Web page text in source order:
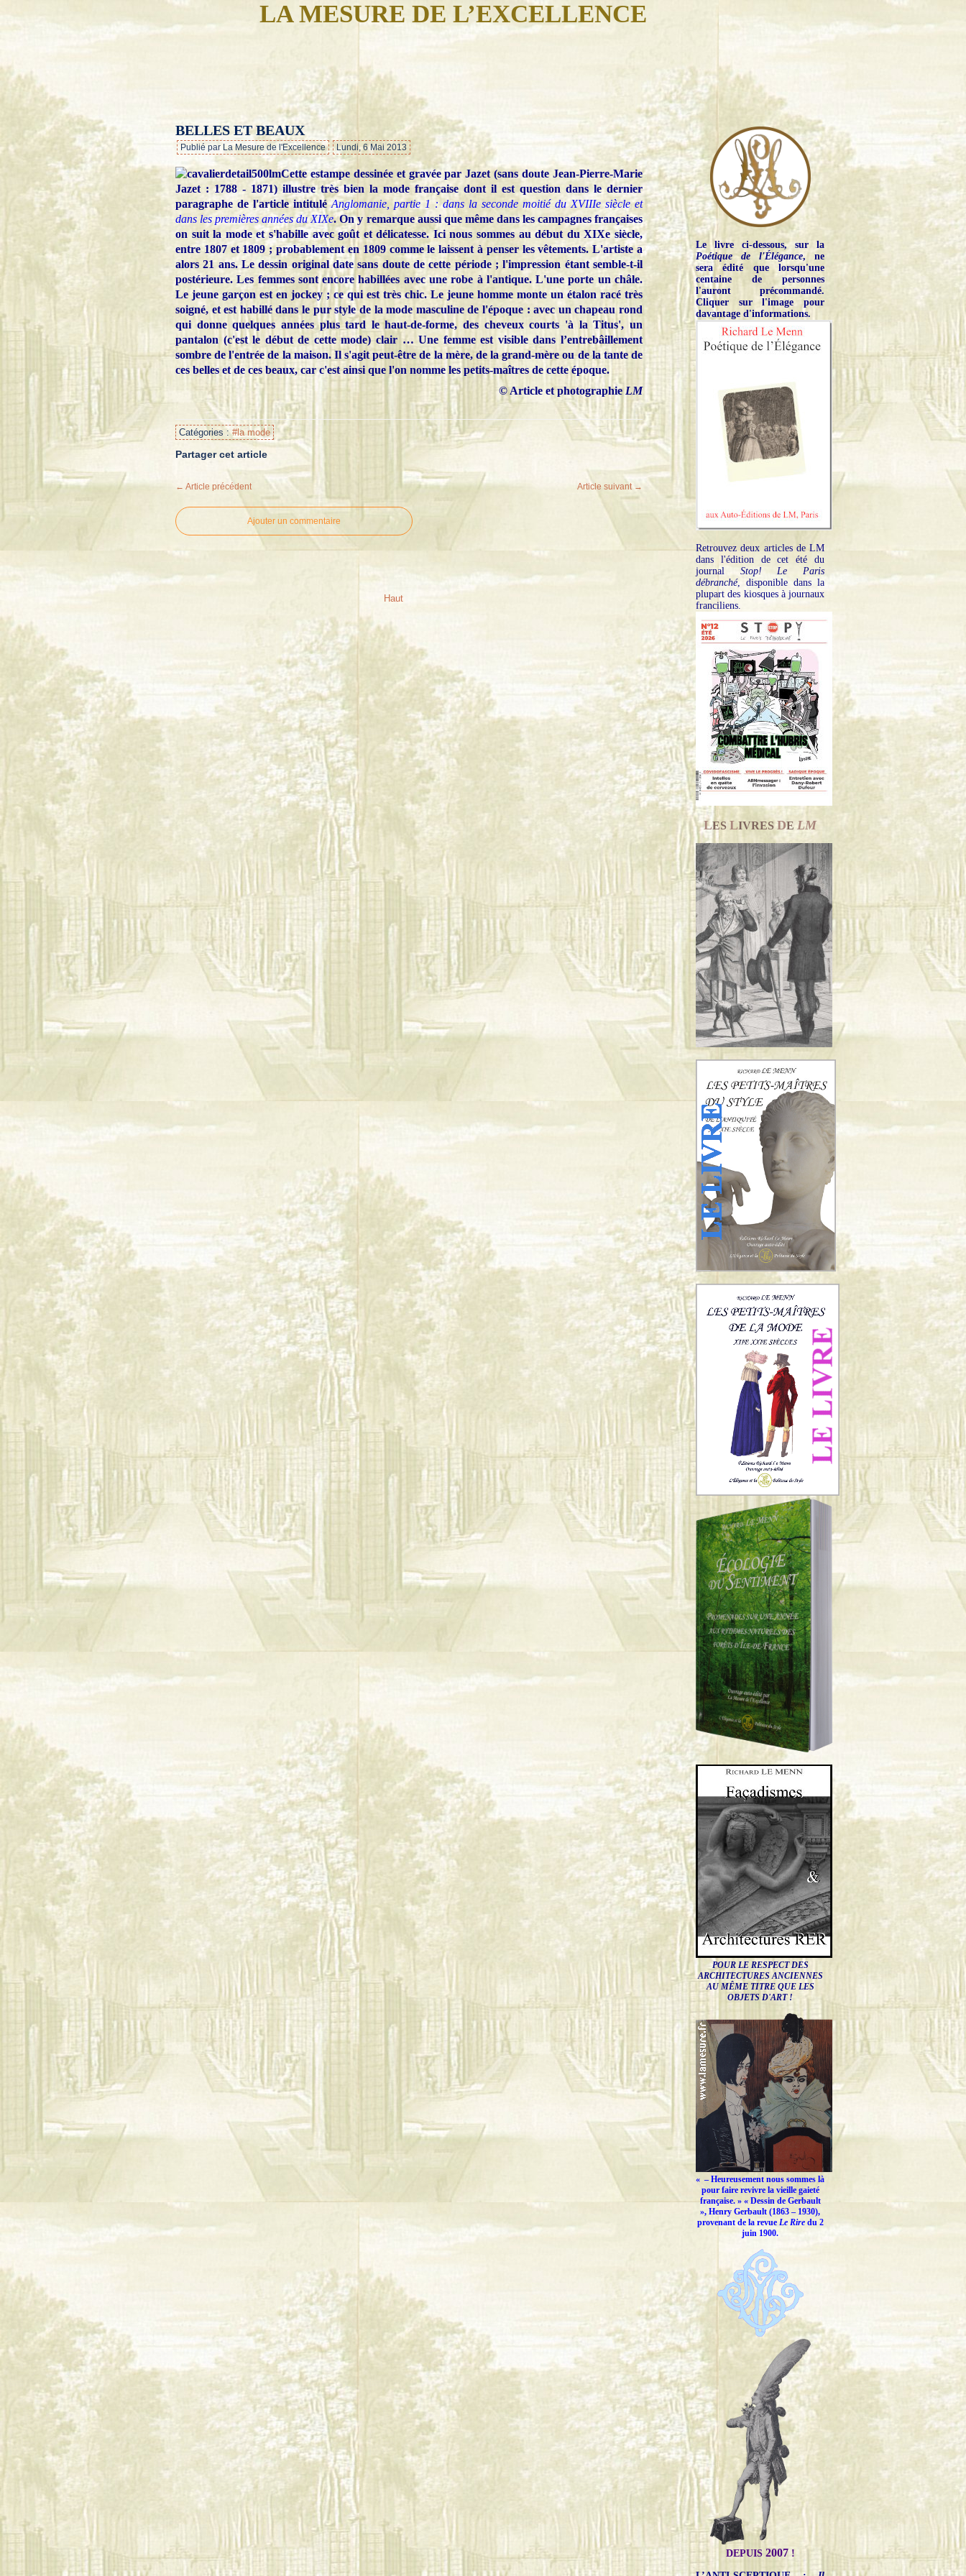
LA MESURE DE L’EXCELLENCE
…
BELLES ET BEAUX
Publié par La Mesure de l'Excellence Lundi, 6 Mai 2013
Cette estampe dessinée et gravée par Jazet (sans doute Jean-Pierre-Marie
Jazet : 1788 - 1871) illustre très bien la mode française dont il est question dans le dernier
paragraphe de l'article intitulé Anglomanie, partie 1 : dans la seconde moitié du XVIIIe siècle et
dans les premières années du XIXe. On y remarque aussi que même dans les campagnes françaises
on suit la mode et s'habille avec goût et délicatesse. Ici nous sommes au début du XIXe siècle,
entre 1807 et 1809 ; probablement en 1809 comme le laissent à penser les vêtements. L'artiste a
alors 21 ans. Le dessin original date sans doute de cette période ; l'impression étant semble-t-il
postérieure. Les femmes sont encore habillées avec une robe à l'antique. L'une porte un châle.
Le jeune garçon est en jockey ; ce qui est très chic. Le jeune homme monte un étalon racé très
soigné, et est habillé dans le pur style de la mode masculine de l'époque : avec un chapeau rond
qui donne quelques années plus tard le haut-de-forme, des cheveux courts 'à la Titus', un
pantalon (c'est le début de cette mode) clair … Une femme est visible dans l’entrebâillement
sombre de l'entrée de la maison. Il s'agit peut-être de la mère, de la grand-mère ou de la tante de
ces belles et de ces beaux, car c'est ainsi que l'on nomme les petits-maîtres de cette époque.
© Article et photographie LM
Catégories :#la mode
Partager cet article
← Article précédent Article suivant →
Ajouter un commentaire
Haut
Le livre ci-dessous, sur la
Poétique de l'Élégance, ne
sera édité que lorsqu'une
centaine de personnes
l'auront précommandé.
Cliquer sur l'image pour
davantage d'informations.
Retrouvez deux articles de LM
dans l'édition de cet été du
journal Stop! Le Paris
débranché, disponible dans la
plupart des kiosques à journaux
franciliens.
LES LIVRESDE LM
POUR LE RESPECT DES
ARCHITECTURES ANCIENNES
AU MÊME TITRE QUE LES
OBJETS D'ART !
« – Heureusement nous sommes là
pour faire revivre la vieille gaieté
française.» « Dessin de Gerbault
», Henry Gerbault (1863 – 1930),
provenant de la revue Le Riredu 2
juin 1900.
DEPUIS 2007!